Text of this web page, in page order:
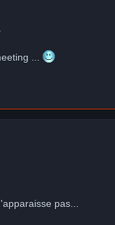
...
pas...